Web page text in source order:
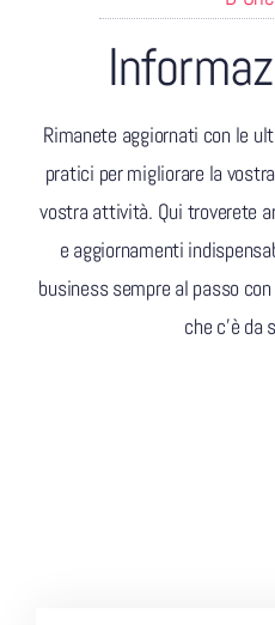
Rimanete aggiornati con le
pratici per migliorare la
vostra attività. Qui troverete
e aggiornamenti
business sempre al passo
che c’è da